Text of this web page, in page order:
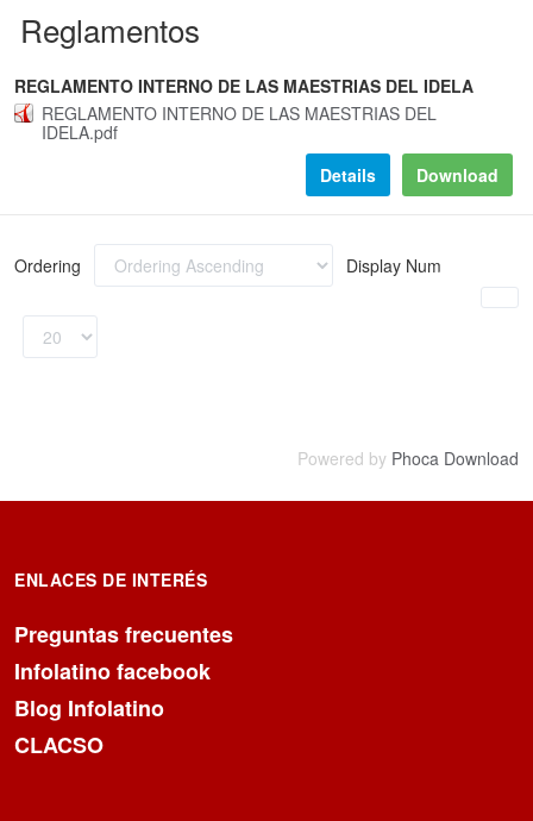
Reglamentos
REGLAMENTO INTERNO DE LAS MAESTRIAS DEL IDELA
REGLAMENTO INTERNO DE LAS MAESTRIAS DEL
IDELA.pdf
Download
Details
Ordering Display Num
Powered by Phoca Download
ENLACES DE INTERÉS
Preguntas frecuentes
Infolatino facebook
Blog Infolatino
CLACSO